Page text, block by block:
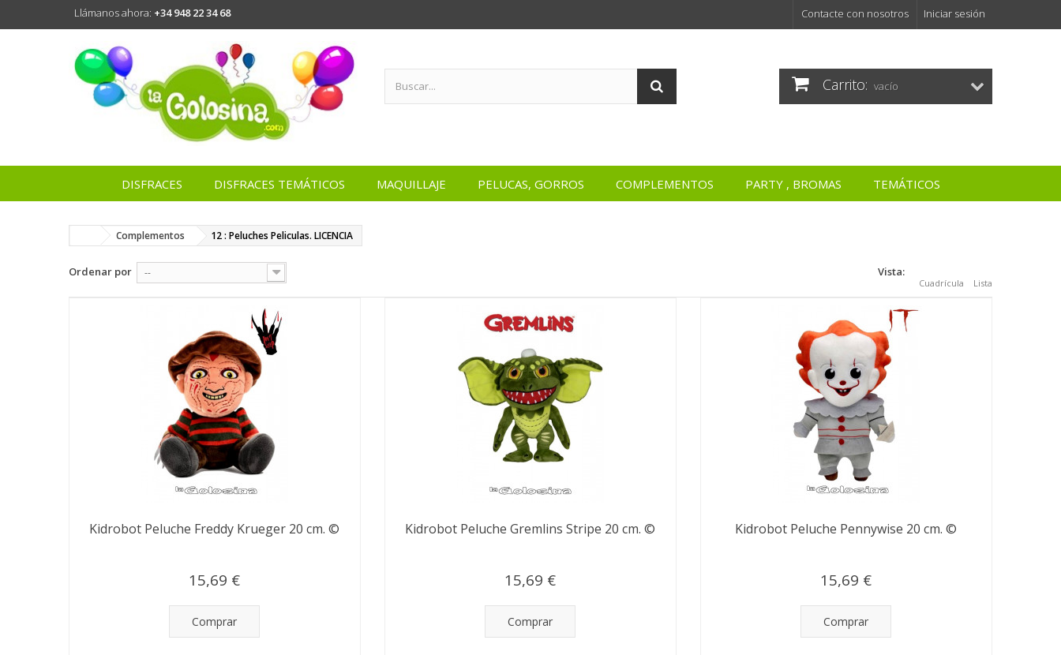
Iniciar sesión
Contacte con nosotros
Llámanos ahora: +34 948 22 34 68
Carrito: vacío
DISFRACES DISFRACES TEMÁTICOS MAQUILLAJE PELUCAS, GORROS COMPLEMENTOS PARTY , BROMAS TEMÁTICOS
Complementos 12 : Peluches Peliculas. LICENCIA
Vista:
Cuadrícula Lista
Ordenar por --
Kidrobot Peluche Freddy Krueger 20 cm. ©
15,69 €
Comprar
Kidrobot Peluche Gremlins Stripe 20 cm. ©
15,69 €
Comprar
Kidrobot Peluche Pennywise 20 cm. ©
15,69 €
Comprar